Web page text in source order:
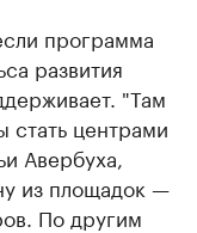
программа
развития
"Там
стать центрами
Авербуха,
из площадок —
По другим